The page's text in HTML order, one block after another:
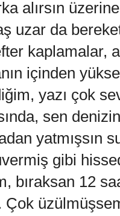
alırsın
uzar da
içinden
yazı çok
sen
yatmışsın
gibi
bıraksan 12